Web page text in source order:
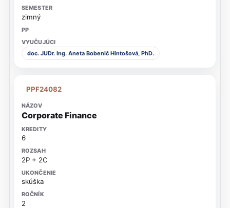
zimný
doc. JUDr. Ing. Aneta Bobenič Hintošová, PhD.
PPF24082
Corporate Finance
6
2P + 2C
skúška
2